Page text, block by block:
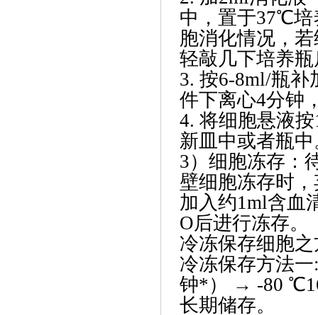
中，置于37℃培
胞消化情况，
轻敲几下培养
3. 按6-8ml/瓶补
件下离心4分钟
4. 将细胞悬液
新皿中或者瓶中
3）细胞冻存：
壁细胞冻存时
加入约1ml含血
O后进行冻存。
冷冻保存细胞
冷冻保存方法
钟*） → -80
长期储存。